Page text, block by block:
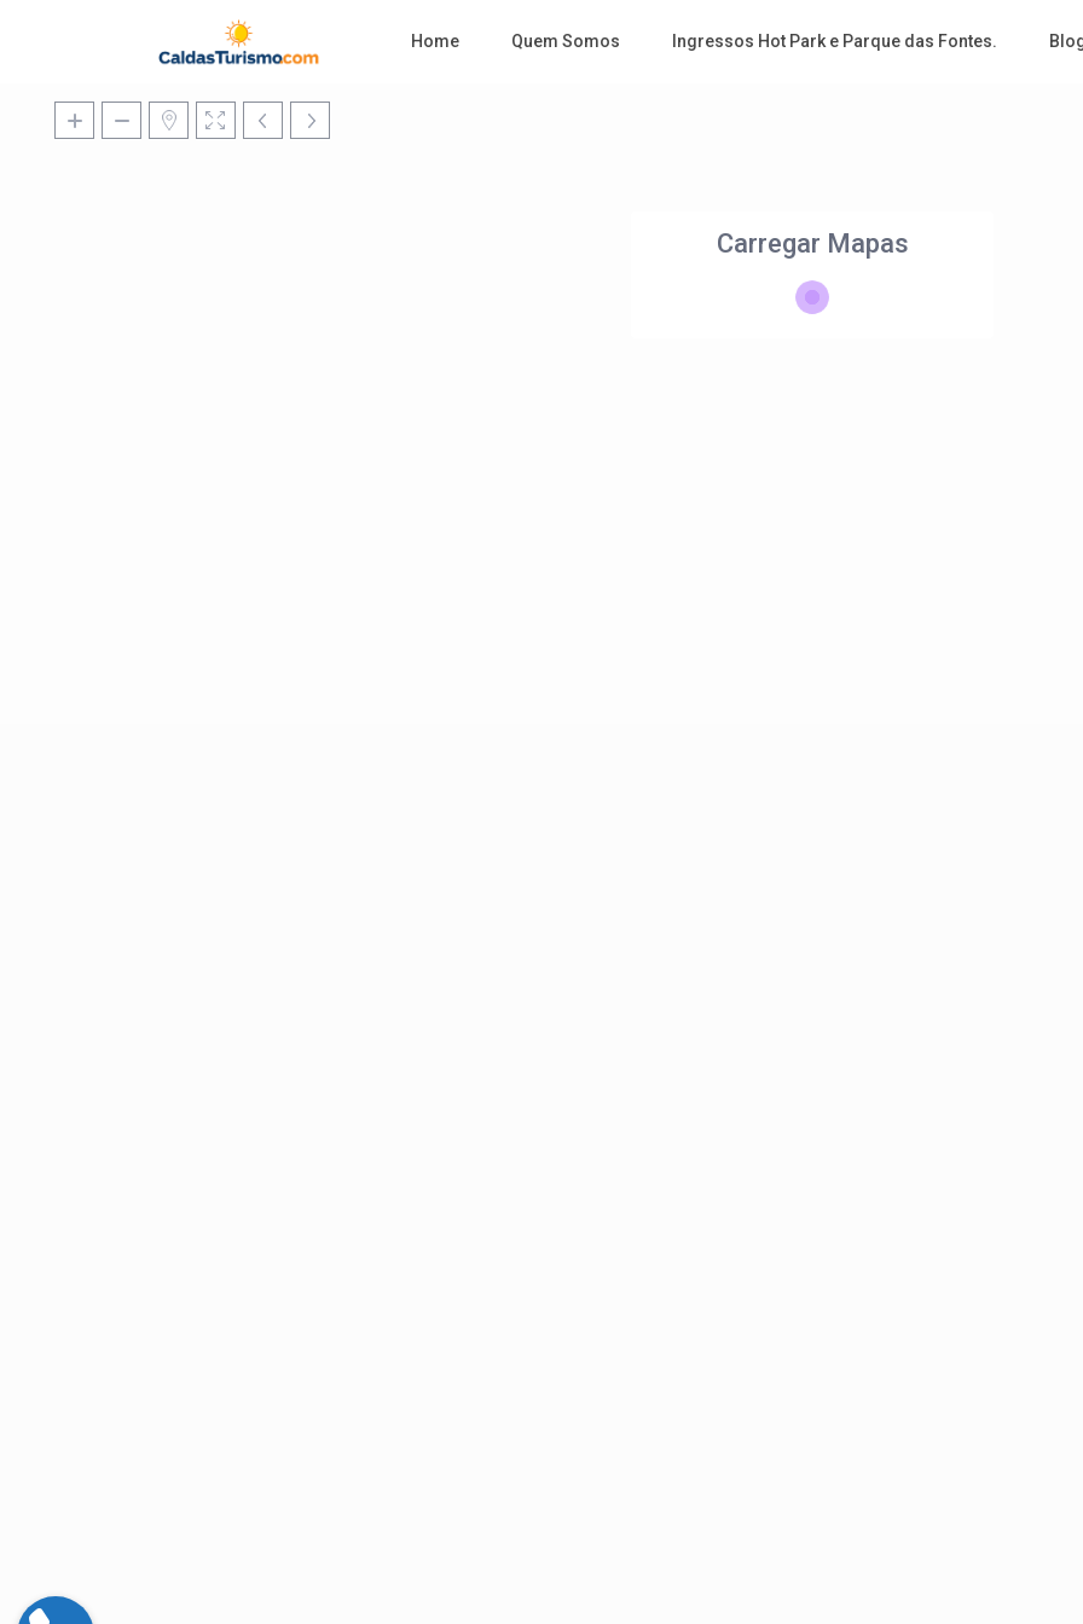
Home Quem Somos Ingressos Hot Park e Parque das Fontes.
Carregar Mapas